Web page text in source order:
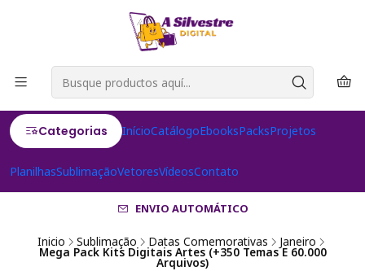
Categorias InícioCatálogoEbooksPacksProjetos
PlanilhasSublimaçãoVetoresVídeosContato
ENVIO AUTOMÁTICO
Inicio Sublimação Datas Comemorativas Janeiro
Mega Pack Kits Digitais Artes (+350 Temas E 60.000
Arquivos)